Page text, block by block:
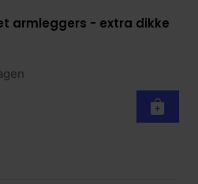
armleggers - extra dikke